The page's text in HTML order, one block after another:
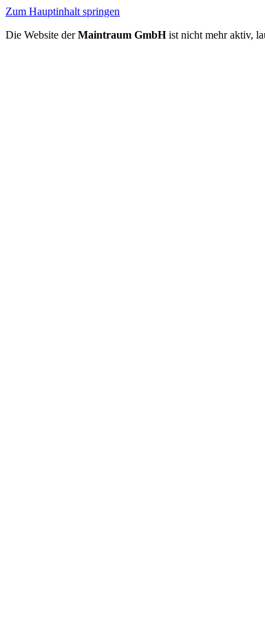
Zum Hauptinhalt springen
Die Website derMaintraum GmbHist nicht mehr aktiv,